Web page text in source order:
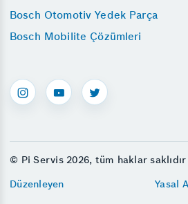
Bosch Otomotiv Yedek Parça
Bosch Mobilite Çözümleri
© Pi Servis 2026, tüm haklar saklıdır
Düzenleyen
Yasal